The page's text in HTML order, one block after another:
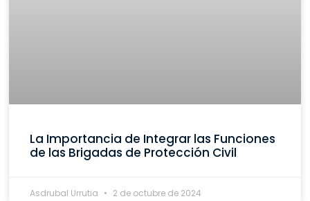
La Importancia de Integrar las Funciones
de las Brigadas de Protección Civil
Asdrubal Urrutia 2 de octubre de 2024